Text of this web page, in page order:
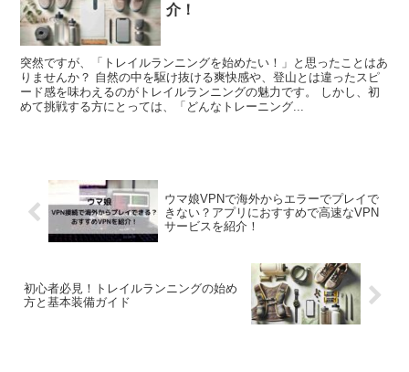
介！
突然ですが、「トレイルランニングを始めたい！」と思ったことはあ
りませんか？ 自然の中を駆け抜ける爽快感や、登山とは違ったスピ
ード感を味わえるのがトレイルランニングの魅力です。 しかし、初
めて挑戦する方にとっては、「どんなトレーニング...
ウマ娘VPNで海外からエラーでプレイで
きない？アプリにおすすめで高速なVPN
サービスを紹介！
初心者必見！トレイルランニングの始め
方と基本装備ガイド